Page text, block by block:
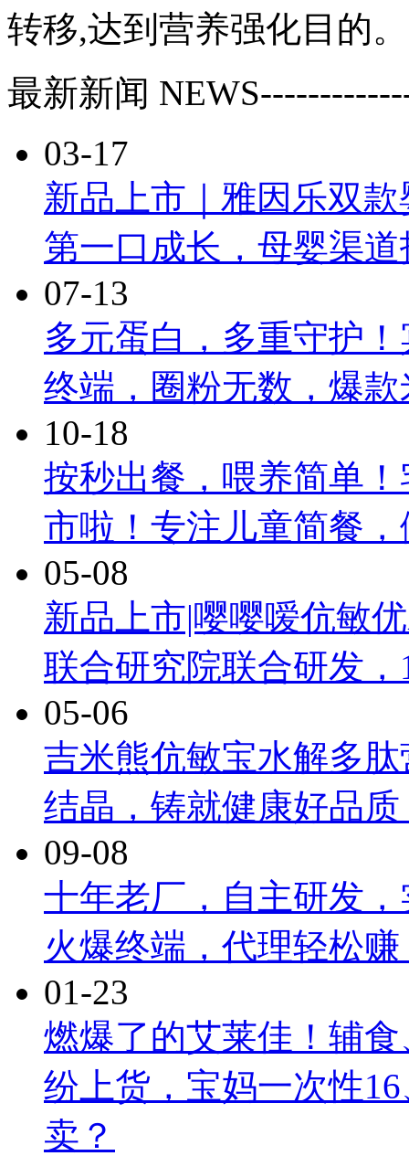
转移,达到营养强化目的。
最新新闻 NEWS
03-17
新品上市｜雅因乐双
第一口成长，母婴渠
07-13
多元蛋白，多重守护
终端，圈粉无数，爆
10-18
按秒出餐，喂养简单
市啦！专注儿童简餐
05-08
新品上市|嘤嘤嗳伉敏
联合研究院联合研发
05-06
吉米熊伉敏宝水解多
结晶，铸就健康好品质
09-08
十年老厂，自主研发
火爆终端，代理轻松赚
01-23
燃爆了的艾莱佳！辅
纷上货，宝妈一次性
卖？